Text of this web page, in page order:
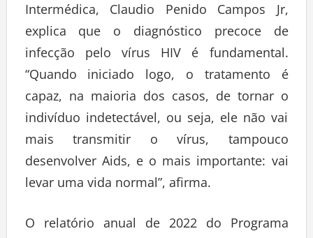
Intermédica, Claudio Penido Campos Jr,
explica que o diagnóstico precoce de
infecção pelo vírus HIV é fundamental.
“Quando iniciado logo, o tratamento é
capaz, na maioria dos casos, de tornar o
indivíduo indetectável, ou seja, ele não vai
mais transmitir o vírus, tampouco
desenvolver Aids, e o mais importante: vai
levar uma vida normal”, afirma.
O relatório anual de 2022 do Programa